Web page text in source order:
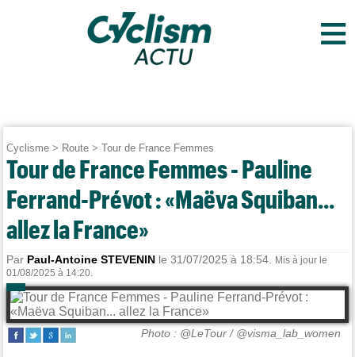
≡
Cyclisme > Route >Tour de France Femmes
Tour de France Femmes - Pauline
Ferrand-Prévot : «Maëva Squiban...
allez la France»
Par Paul-Antoine STEVENIN le 31/07/2025 à 18:54.
Mis à jour le
01/08/2025 à 14:20.
Photo : @LeTour / @visma_lab_women